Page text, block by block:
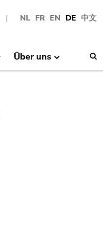
NL FR EN DE 中文
Über uns